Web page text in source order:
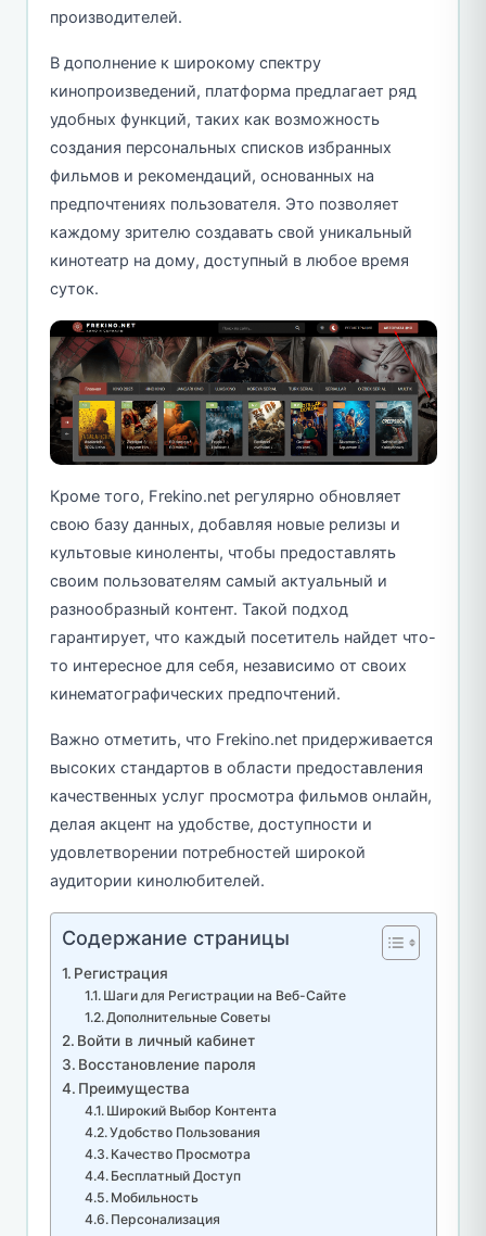
производителей.
В дополнение к широкому спектру
кинопроизведений, платформа предлагает ряд
удобных функций, таких как возможность
создания персональных списков избранных
фильмов и рекомендаций, основанных на
предпочтениях пользователя. Это позволяет
каждому зрителю создавать свой уникальный
кинотеатр на дому, доступный в любое время
суток.
Кроме того, Frekino.net регулярно обновляет
свою базу данных, добавляя новые релизы и
культовые киноленты, чтобы предоставлять
своим пользователям самый актуальный и
разнообразный контент. Такой подход
гарантирует, что каждый посетитель найдет что-
то интересное для себя, независимо от своих
кинематографических предпочтений.
Важно отметить, что Frekino.net придерживается
высоких стандартов в области предоставления
качественных услуг просмотра фильмов онлайн,
делая акцент на удобстве, доступности и
удовлетворении потребностей широкой
аудитории кинолюбителей.
Содержание страницы
Регистрация
Шаги для Регистрации на Веб-Сайте
Дополнительные Советы
Войти в личный кабинет
Восстановление пароля
Преимущества
Широкий Выбор Контента
Удобство Пользования
Качество Просмотра
Бесплатный Доступ
Мобильность
Персонализация